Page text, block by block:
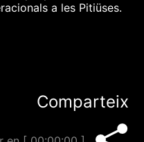
a les Pitiüses.
Comparteix